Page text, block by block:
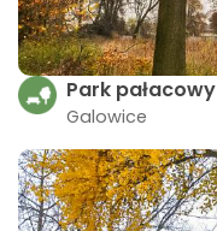
Park pałacowy
Galowice